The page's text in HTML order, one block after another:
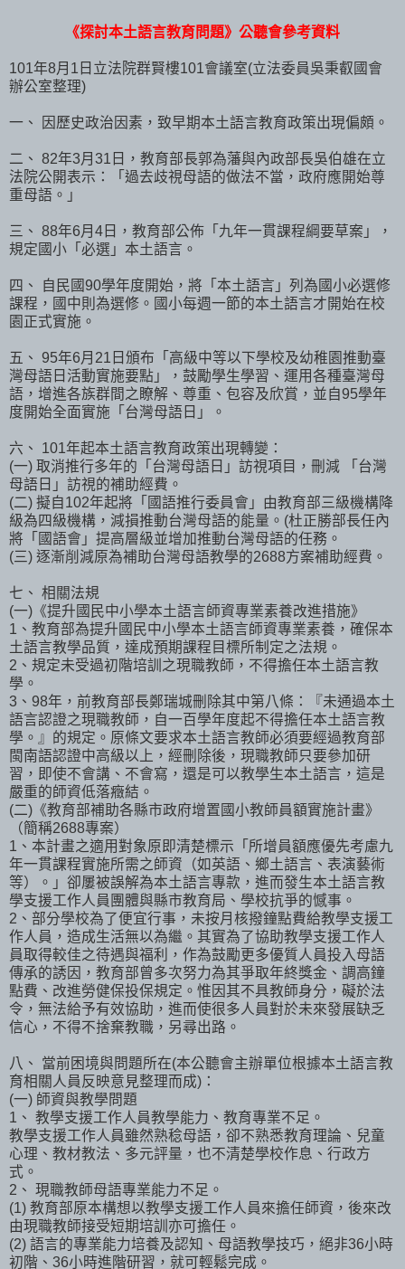
《探討本土語言教育問題》公聽會參考資料
101年8月1日立法院群賢樓101會議室(立法委員吳秉叡國會
辦公室整理)
一、 因歷史政治因素，致早期本土語言教育政策出現偏頗。
二、 82年3月31日，教育部長郭為藩與內政部長吳伯雄在立
法院公開表示：「過去歧視母語的做法不當，政府應開始尊
重母語。」
三、 88年6月4日，教育部公佈「九年一貫課程綱要草案」，
規定國小「必選」本土語言。
四、 自民國90學年度開始，將「本土語言」列為國小必選修
課程，國中則為選修。國小每週一節的本土語言才開始在校
園正式實施。
五、 95年6月21日頒布「高級中等以下學校及幼稚園推動臺
灣母語日活動實施要點」，鼓勵學生學習、運用各種臺灣母
語，增進各族群間之瞭解、尊重、包容及欣賞，並自95學年
度開始全面實施「台灣母語日」。
六、 101年起本土語言教育政策出現轉變：
(一) 取消推行多年的「台灣母語日」訪視項目，刪減 「台灣
母語日」訪視的補助經費。
(二) 擬自102年起將「國語推行委員會」由教育部三級機構降
級為四級機構，減損推動台灣母語的能量。(杜正勝部長任內
將「國語會」提高層級並增加推動台灣母語的任務。
(三) 逐漸削減原為補助台灣母語教學的2688方案補助經費。
七、 相關法規
(一)《提升國民中小學本土語言師資專業素養改進措施》
1、教育部為提升國民中小學本土語言師資專業素養，確保本
土語言教學品質，達成預期課程目標所制定之法規。
2、規定未受過初階培訓之現職教師，不得擔任本土語言教
學。
3、98年，前教育部長鄭瑞城刪除其中第八條：『未通過本土
語言認證之現職教師，自一百學年度起不得擔任本土語言教
學。』的規定。原條文要求本土語言教師必須要經過教育部
閩南語認證中高級以上，經刪除後，現職教師只要參加研
習，即使不會講、不會寫，還是可以教學生本土語言，這是
嚴重的師資低落癥結。
(二)《教育部補助各縣市政府增置國小教師員額實施計畫》
（簡稱2688專案）
1、本計畫之適用對象原即清楚標示「所增員額應優先考慮九
年一貫課程實施所需之師資（如英語、鄉土語言、表演藝術
等）。」卻屢被誤解為本土語言專款，進而發生本土語言教
學支援工作人員團體與縣市教育局、學校抗爭的憾事。
2、部分學校為了便宜行事，未按月核撥鐘點費給教學支援工
作人員，造成生活無以為繼。其實為了協助教學支援工作人
員取得較佳之待遇與福利，作為鼓勵更多優質人員投入母語
傳承的誘因，教育部曾多次努力為其爭取年終獎金、調高鐘
點費、改進勞健保投保規定。惟因其不具教師身分，礙於法
令，無法給予有效協助，進而使很多人員對於未來發展缺乏
信心，不得不捨棄教職，另尋出路。
八、 當前困境與問題所在(本公聽會主辦單位根據本土語言教
育相關人員反映意見整理而成)：
(一) 師資與教學問題
1、 教學支援工作人員教學能力、教育專業不足。
教學支援工作人員雖然熟稔母語，卻不熟悉教育理論、兒童
心理、教材教法、多元評量，也不清楚學校作息、行政方
式。
2、 現職教師母語專業能力不足。
(1) 教育部原本構想以教學支援工作人員來擔任師資，後來改
由現職教師接受短期培訓亦可擔任。
(2) 語言的專業能力培養及認知、母語教學技巧，絕非36小時
初階、36小時進階研習，就可輕鬆完成。